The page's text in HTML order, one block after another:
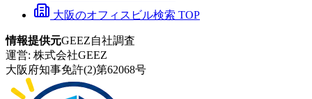
大阪のオフィスビル検索 TOP
情報提供元GEEZ自社調査
運営: 株式会社GEEZ
大阪府知事免許(2)第62068号